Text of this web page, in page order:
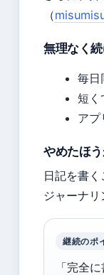
（
無理なく
毎日
短く
アプ
やめたほ
日記を書
ジャーナ
継続のポ
「完全